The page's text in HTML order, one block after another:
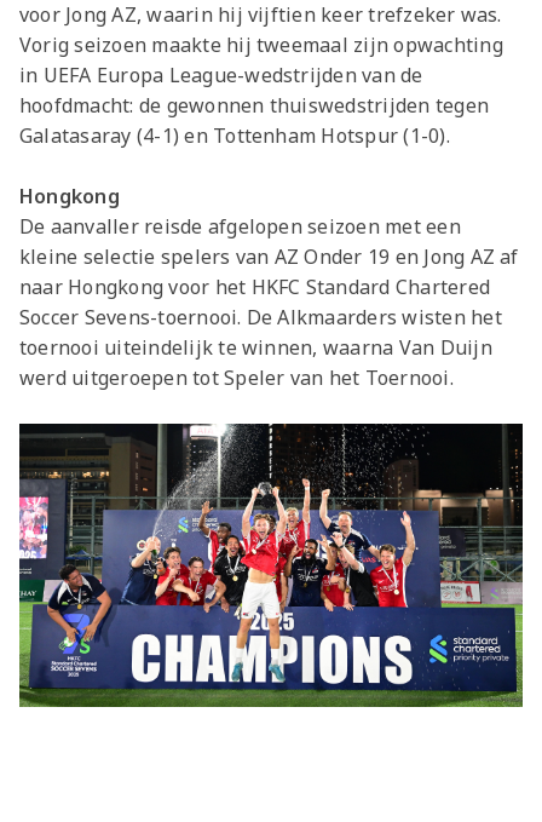
voor Jong AZ, waarin hij vijftien keer trefzeker was.
Vorig seizoen maakte hij tweemaal zijn opwachting
in UEFA Europa League-wedstrijden van de
hoofdmacht: de gewonnen thuiswedstrijden tegen
Galatasaray (4-1) en Tottenham Hotspur (1-0).
Hongkong
De aanvaller reisde afgelopen seizoen met een
kleine selectie spelers van AZ Onder 19 en Jong AZ af
naar Hongkong voor het HKFC Standard Chartered
Soccer Sevens-toernooi. De Alkmaarders wisten het
toernooi uiteindelijk te winnen, waarna Van Duijn
werd uitgeroepen tot Speler van het Toernooi.